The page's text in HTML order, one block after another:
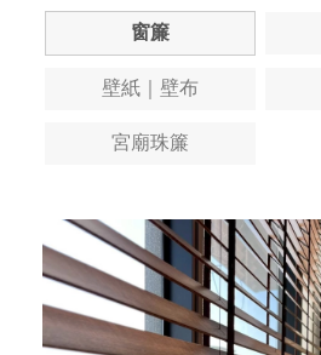
窗簾
壁紙｜壁布
宮廟珠簾